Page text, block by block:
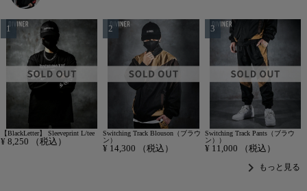
【BlackLetter】 Sleeveprint L/tee
¥ 8,250 （税込）
Switching Track Blouson（ブラウ
ン）
¥ 14,300 （税込）
Switching Track Pants（ブラウ
ン））
¥ 11,000 （税込）
chevron_right もっと見る